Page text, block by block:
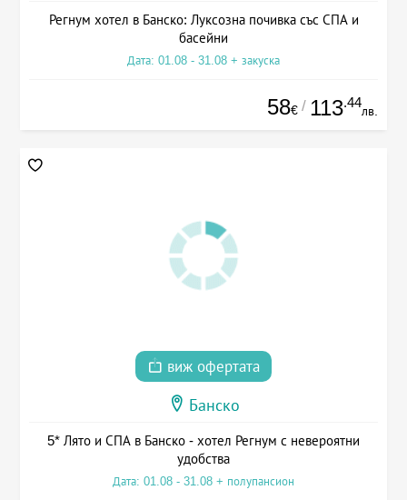
Регнум хотел в Банско: Луксозна почивка със СПА и
басейни
Дата: 01.08 - 31.08 + закуска
58€ / 113.44
лв.
виж офертата
Банско
5* Лято и СПА в Банско - хотел Регнум с невероятни
удобства
Дата: 01.08 - 31.08 + полупансион